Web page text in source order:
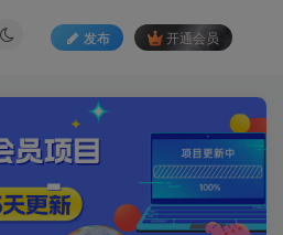
发布 开通会员